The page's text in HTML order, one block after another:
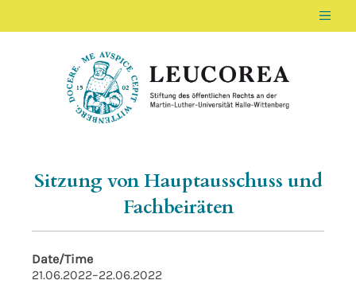
LEUCOREA DE
Stiftung des öffentlichen Rechts an der
Sitzung von Hauptausschuss und
Fachbeiräten
Date/Time
21.06.2022–22.06.2022